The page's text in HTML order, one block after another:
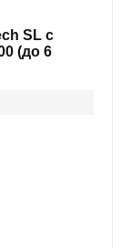
SL с
(до 6